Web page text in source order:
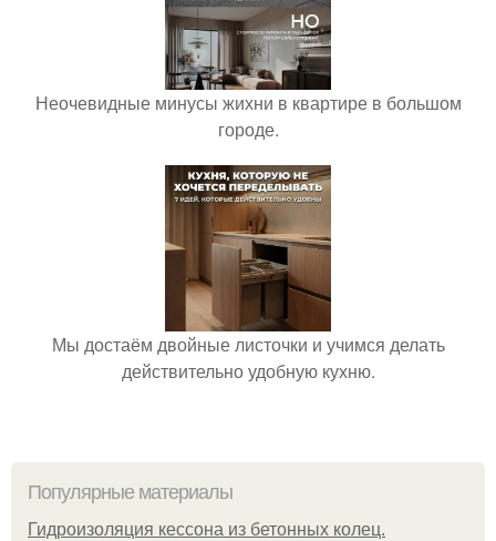
Неочевидные минусы жихни в квартире в большом
городе.
Мы достаём двойные листочки и учимся делать
действительно удобную кухню.
Популярные материалы
Гидроизоляция кессона из бетонных колец.